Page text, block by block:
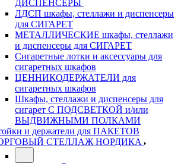
ДИСПЕНСЕРЫ
ЛДСП шкафы, стеллажи и диспенсеры
для СИГАРЕТ
МЕТАЛЛИЧЕСКИЕ шкафы, стеллажи
и диспенсеры для СИГАРЕТ
Сигаретные лотки и аксессуары для
сигаретных шкафов
ЦЕННИКОДЕРЖАТЕЛИ для
сигаретных шкафов
Шкафы, стеллажи и диспенсеры для
сигарет С ПОДСВЕТКОЙ и/или
ВЫДВИЖНЫМИ ПОЛКАМИ
и держатели для ПАКЕТОВ
СТЕЛЛАЖ НОРДИКА